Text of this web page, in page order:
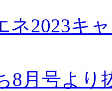
ネ2023キ
8月号よ